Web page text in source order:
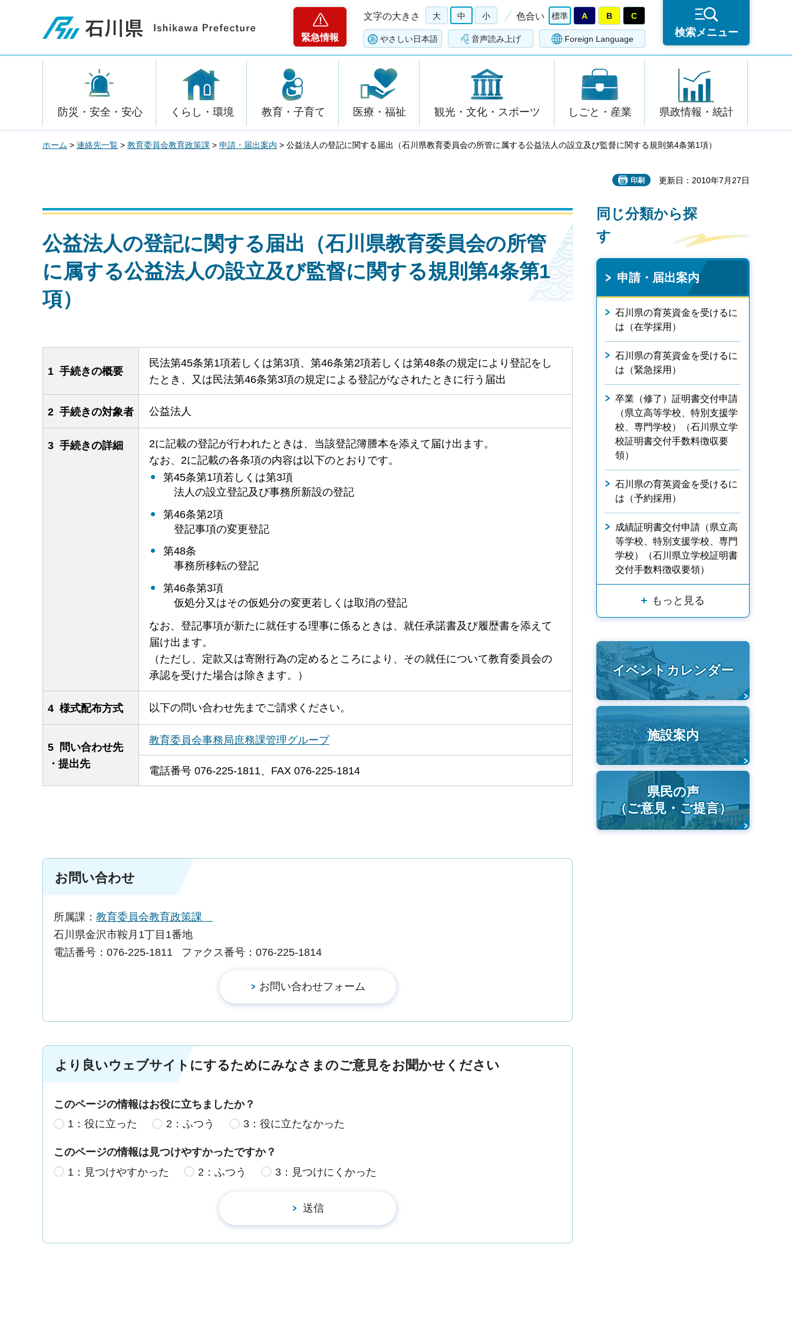
石川県
緊急情報
文字の大きさ 大 中 小 色合い 標準 A B C
やさしい日本語 音声読み上げ Foreign Language
検索メニュー
防災・安全・安心 くらし・環境 教育・子育て 医療・福祉 観光・文化・スポーツ しごと・産業 県政情報・統計
ホーム > 連絡先一覧 > 教育委員会教育政策課 > 申請・届出案内 > 公益法人の登記に関する届出（石川県教育委員会の所管に属する公益法人の設立及び監督に関する規則第4条第1項）
印刷 更新日：2010年7月27日
公益法人の登記に関する届出（石川県教育委員会の所管
に属する公益法人の設立及び監督に関する規則第4条第1
項）
1 手続きの概要
民法第45条第1項若しくは第3項、第46条第2項若しくは第48条の規定により登記をし
たとき、又は民法第46条第3項の規定による登記がなされたときに行う届出
2 手続きの対象者 公益法人
3 手続きの詳細
2に記載の登記が行われたときは、当該登記簿謄本を添えて届け出ます。
なお、2に記載の各条項の内容は以下のとおりです。
第45条第1項若しくは第3項
法人の設立登記及び事務所新設の登記
第46条第2項
登記事項の変更登記
第48条
事務所移転の登記
第46条第3項
仮処分又はその仮処分の変更若しくは取消の登記
なお、登記事項が新たに就任する理事に係るときは、就任承諾書及び履歴書を添えて
届け出ます。
（ただし、定款又は寄附行為の定めるところにより、その就任について教育委員会の
承認を受けた場合は除きます。）
4 様式配布方式 以下の問い合わせ先までご請求ください。
5 問い合わせ先
・提出先
教育委員会事務局庶務課管理グループ
電話番号 076-225-1811、FAX 076-225-1814
お問い合わせ
所属課： 教育委員会教育政策課
石川県金沢市鞍月1丁目1番地
電話番号：076-225-1811
ファクス番号：076-225-1814
より良いウェブサイトにするためにみなさまのご意見をお聞かせください
このページの情報はお役に立ちましたか？
1：役に立った
2：ふつう 3：役に立たなかった
このページの情報は見つけやすかったですか？
1：見つけやすかった
2：ふつう 3：見つけにくかった
同じ分類から探
す
申請・届出案内
石川県の育英資金を受けるに
は（在学採用）
石川県の育英資金を受けるに
は（緊急採用）
卒業（修了）証明書交付申請
（県立高等学校、特別支援学
校、専門学校）（石川県立学
校証明書交付手数料徴収要
領）
石川県の育英資金を受けるに
は（予約採用）
成績証明書交付申請（県立高
等学校、特別支援学校、専門
学校）（石川県立学校証明書
交付手数料徴収要領）
もっと見る
イベントカレンダー
施設案内
県民の声
（ご意見・ご提言）